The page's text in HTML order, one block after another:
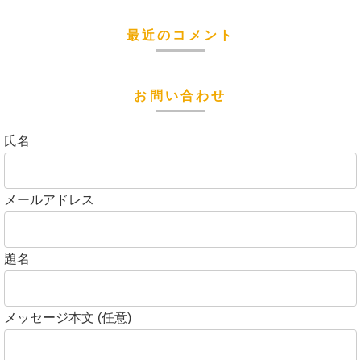
最近のコメント
お問い合わせ
氏名
メールアドレス
題名
メッセージ本文 (任意)